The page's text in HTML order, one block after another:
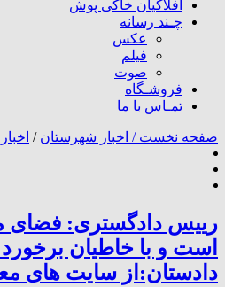
افلاکیان خاکی پوش
چـند رسانه
عکس
فیلم
صوت
فروشـگاه
تمـاس با ما
صفحه نخست / اخبار شهرستان /
رییس دادگستری: فضای
است و با خاطیان
دادستان:از سایت های